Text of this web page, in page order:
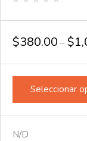
de
5
$380.00 – $
Seleccionar
N/D